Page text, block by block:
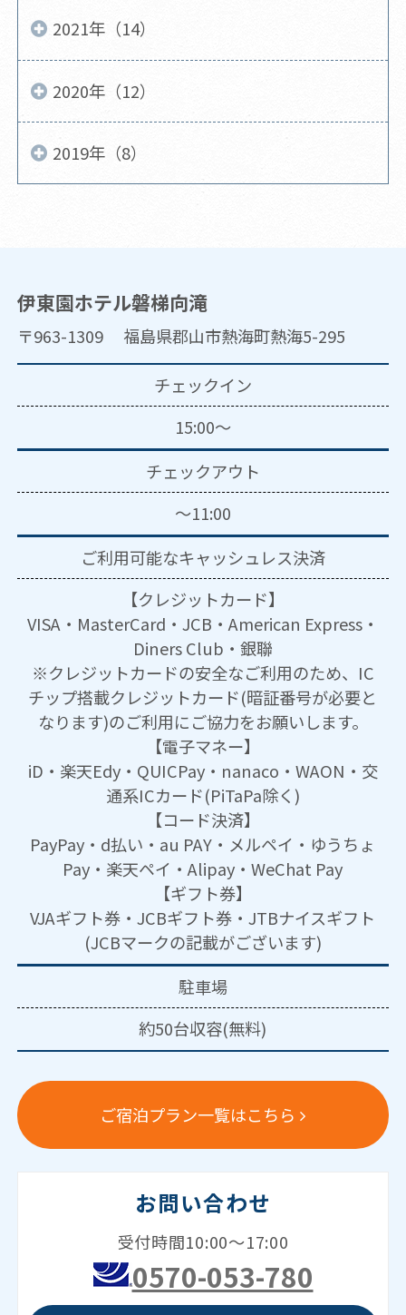
2021年（14）
2020年（12）
2019年（8）
伊東園ホテル磐梯向滝
〒963-1309 福島県郡山市熱海町熱海5-295
チェックイン
15:00～
チェックアウト
～11:00
ご利用可能なキャッシュレス決済
【クレジットカード】
VISA・MasterCard・JCB・American Express・
Diners Club・銀聯
※クレジットカードの安全なご利用のため、IC
チップ搭載クレジットカード(暗証番号が必要と
なります)のご利用にご協力をお願いします。
【電子マネー】
iD・楽天Edy・QUICPay・nanaco・WAON・交
通系ICカード(PiTaPa除く)
【コード決済】
PayPay・d払い・au PAY・メルペイ・ゆうちょ
Pay・楽天ペイ・Alipay・WeChat Pay
【ギフト券】
VJAギフト券・JCBギフト券・JTBナイスギフト
(JCBマークの記載がございます)
駐車場
約50台収容(無料)
ご宿泊プラン一覧はこちら
お問い合わせ
受付時間10:00～17:00
0570-053-780